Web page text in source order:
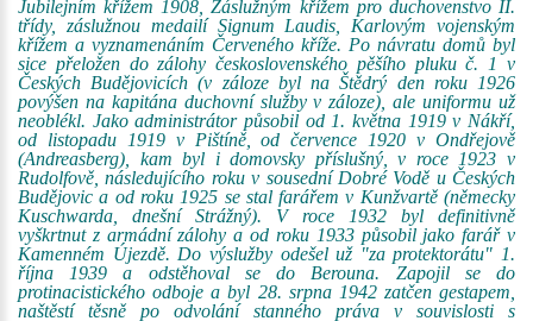
Jubilejním křížem 1908, Záslužným křížem pro duchovenstvo II.
třídy, záslužnou medailí Signum Laudis, Karlovým vojenským
křížem a vyznamenáním Červeného kříže. Po návratu domů byl
sice přeložen do zálohy československého pěšího pluku č. 1 v
Českých Budějovicích (v záloze byl na Štědrý den roku 1926
povýšen na kapitána duchovní služby v záloze), ale uniformu už
neoblékl. Jako administrátor působil od 1. května 1919 v Nákří,
od listopadu 1919 v Pištíně, od července 1920 v Ondřejově
(Andreasberg), kam byl i domovsky příslušný, v roce 1923 v
Rudolfově, následujícího roku v sousední Dobré Vodě u Českých
Budějovic a od roku 1925 se stal farářem v Kunžvartě (německy
Kuschwarda, dnešní Strážný). V roce 1932 byl definitivně
vyškrtnut z armádní zálohy a od roku 1933 působil jako farář v
Kamenném Újezdě. Do výslužby odešel už "za protektorátu" 1.
října 1939 a odstěhoval se do Berouna. Zapojil se do
protinacistického odboje a byl 28. srpna 1942 zatčen gestapem,
naštěstí těsně po odvolání stanného práva v souvislosti s